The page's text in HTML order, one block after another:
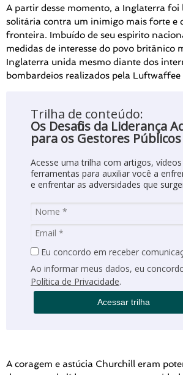
A partir desse momento, a Inglaterra
solitária contra um inimigo mais forte e
fronteira. Imbuído de seu espirito
medidas de interesse do povo britânico
Inglaterra unida mesmo diante dos
bombardeios realizados pela Luftwaffee
Trilha de conteúdo:
Os Desafios da Liderança
para os Gestores Públicos
Acesse uma trilha com artigos, vídeos
ferramentas para auxiliar você a
e enfrentar as adversidades que
Eu concordo em receber
Ao informar meus dados, eu
Política de Privacidade.
Acessar trilha
A coragem e astúcia Churchill eram